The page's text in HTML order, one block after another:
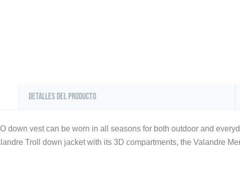
Detalles del producto
down vest can be worn in all seasons for both outdoor and
Troll down jacket with its 3D compartments, the Valandre